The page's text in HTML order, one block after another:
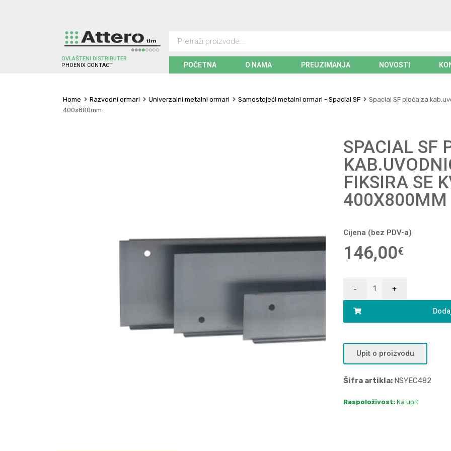
OVLAŠTENI DISTRIBUTER
P H O EN X CO NTACT POČETNA O NAMA PREUZIMANJA NOVOSTI
Home Razvodni ormari Univerzalni metalni ormari Samostojeći metalni ormari - Spacial SF
Spacial SF ploča za
400x800mm
SPACIAL SF
FIKSIRA SE
400X800MM
Cijena (bez PDV-a)
146,00€
Upit o proizvodu
Šifra artikla: NSYEC482
Raspoloživost: Na upit